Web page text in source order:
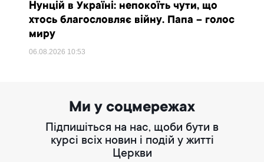
Нунцій в Україні: непокоїть чути, що
хтось благословляє війну. Папа – голос
миру
06.08.2026 10:53
Ми у соцмережах
Підпишіться на нас, щоби бути в
курсі всіх новин і подій у житті
Церкви